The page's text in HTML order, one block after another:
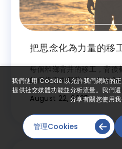
把思念化為力量的移工父親
每個離鄉背井的移工，背
的伊格有兩個孩子，分別為
達工作期間，在家鄉的妻
為了孩子辭掉工作回到菲
律賓待了一年半，在菲律
育兩個孩子，收入太低無
的學費，所以他決定來台
August 22, 2025
我們使用 Cookie 以允許我們網站的正
提供社交媒體功能並分析流量。我們
分享有關您使用
管理Cookies